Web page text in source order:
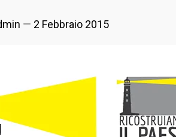
2 Febbraio 2015